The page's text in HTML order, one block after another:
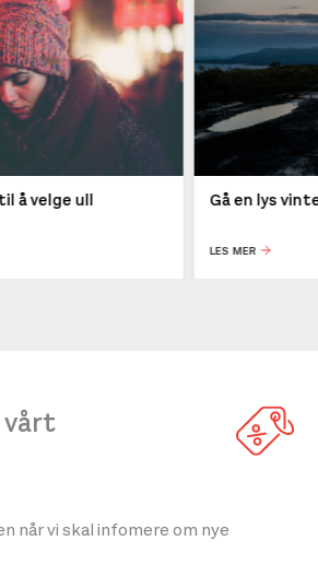
å velge ull Gå en lys
LES MER
vårt
når vi skal infomere om nye